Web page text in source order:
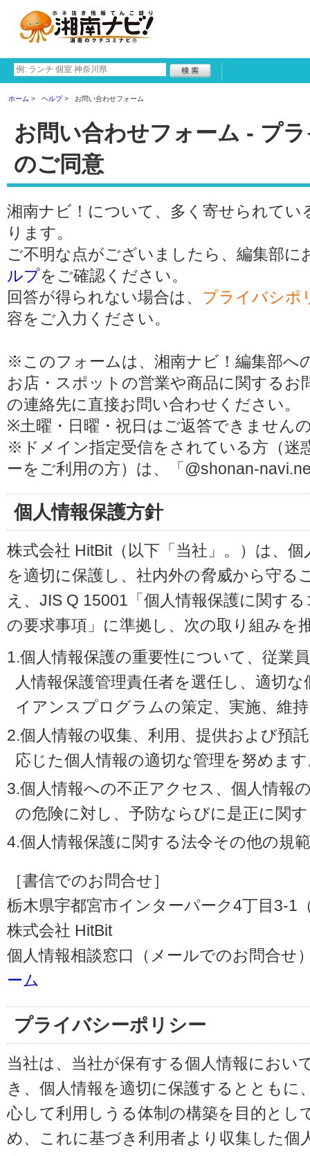
ホーム ヘルプ お問い合わせフォーム
お問い合わせフォーム - プ
のご同意
湘南ナビ！について、多く寄せられてい
ります。
ご不明な点がございましたら、編集部
ルプをご確認ください。
回答が得られない場合は、 プライバシポ
容をご入力ください。
※このフォームは、湘南ナビ！編集部へ
お店・スポットの営業や商品に関する
の連絡先に直接お問い合わせください。
※土曜・日曜・祝日はご返答できません
※ドメイン指定受信をされている方（迷
ーをご利用の方）は、「@shonan-
個人情報保護方針
株式会社 HitBit（以下「当社」。）は、
を適切に保護し、社内外の脅威から守る
え、JIS Q 15001「個人情報保護に関す
の要求事項」に準拠し、次の取り組みを
1.個人情報保護の重要性について、従業
人情報保護管理責任者を選任し、適切
イアンスプログラムの策定、実施、維
2.個人情報の収集、利用、提供および預
応じた個人情報の適切な管理を努めま
3.個人情報への不正アクセス、個人情報
の危険に対し、予防ならびに是正に関
4.個人情報保護に関する法令その他の規
［書信でのお問合せ］
栃木県宇都宮市インターパーク4丁目3-1
株式会社 HitBit
個人情報相談窓口（メールでのお問合せ
ーム
プライバシーポリシー
当社は、当社が保有する個人情報におい
き、個人情報を適切に保護するとともに
心して利用しうる体制の構築を目的とし
め、これに基づき利用者より収集した個